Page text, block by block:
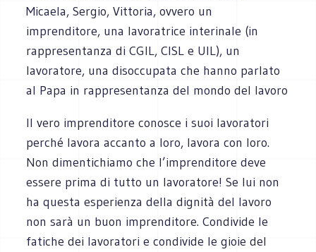
Micaela, Sergio, Vittoria, ovvero un
imprenditore, una lavoratrice interinale (in
rappresentanza di CGIL, CISL e UIL), un
lavoratore, una disoccupata che hanno parlato
al Papa in rappresentanza del mondo del lavoro
Il vero imprenditore conosce i suoi lavoratori
perché lavora accanto a loro, lavora con loro.
Non dimentichiamo che l’imprenditore deve
essere prima di tutto un lavoratore! Se lui non
ha questa esperienza della dignità del lavoro
non sarà un buon imprenditore. Condivide le
fatiche dei lavoratori e condivide le gioie del